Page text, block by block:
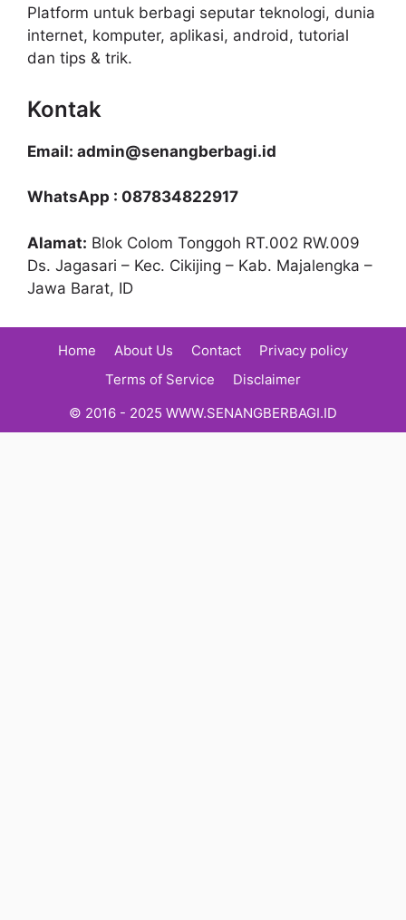
Platform untuk berbagi seputar teknologi, dunia
internet, komputer, aplikasi, android, tutorial
dan tips & trik.
Kontak
Email: admin@senangberbagi.id
WhatsApp : 087834822917
Alamat: Blok Colom Tonggoh RT.002 RW.009
Ds. Jagasari – Kec. Cikijing – Kab. Majalengka –
Jawa Barat, ID
Home About Us Contact
Privacy policy
Terms of Service
Disclaimer
© 2016 - 2025 WWW.SENANGBERBAGI.ID